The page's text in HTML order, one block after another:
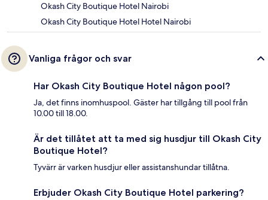
Okash City Boutique Hotel Nairobi
Okash City Boutique Hotel Hotel Nairobi
Vanliga frågor och svar
Har Okash City Boutique Hotel någon pool?
Ja, det finns inomhuspool. Gäster har tillgång till pool från
10.00 till 18.00.
Är det tillåtet att ta med sig husdjur till Okash City
Boutique Hotel?
Tyvärr är varken husdjur eller assistanshundar tillåtna.
Erbjuder Okash City Boutique Hotel parkering?